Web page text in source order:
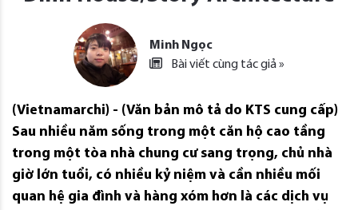
Minh Ngọc
Bài viết cùng tác giả »
(Vietnamarchi) - (Văn bản mô tả do KTS cung cấp)
Sau nhiều năm sống trong một căn hộ cao tầng
trong một tòa nhà chung cư sang trọng, chủ nhà
giờ lớn tuổi, có nhiều kỷ niệm và cần nhiều mối
quan hệ gia đình và hàng xóm hơn là các dịch vụ